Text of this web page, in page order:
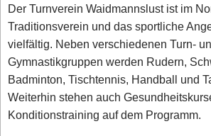
Der Turnverein Waidmannslust ist im
Traditionsverein und das sportliche
vielfältig. Neben verschiedenen Turn-
Gymnastikgruppen werden Rudern,
Badminton, Tischtennis, Handball und
Weiterhin stehen auch
Konditionstraining auf dem Programm.